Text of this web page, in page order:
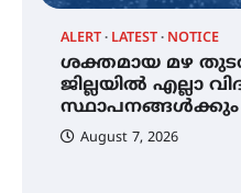
ALERT LATEST NOTICE
ശക്തമായ മഴ
ജില്ലയിൽ എല്ലാ
August 7, 2026
2026
ബാലൻ